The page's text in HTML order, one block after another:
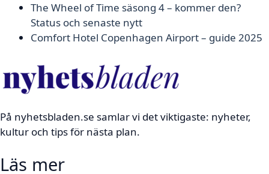
The Wheel of Time säsong 4 – kommer den?
Status och senaste nytt
Comfort Hotel Copenhagen Airport – guide 2025
På nyhetsbladen.se samlar vi det viktigaste: nyheter,
kultur och tips för nästa plan.
Läs mer